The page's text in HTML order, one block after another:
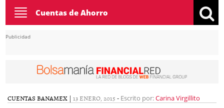
Toggle
navigation
Cuentas de Ahorro
Publicidad
CUENTAS BANAMEX | 13 ENERO, 2015 - Escrito por:Carina Virgillito